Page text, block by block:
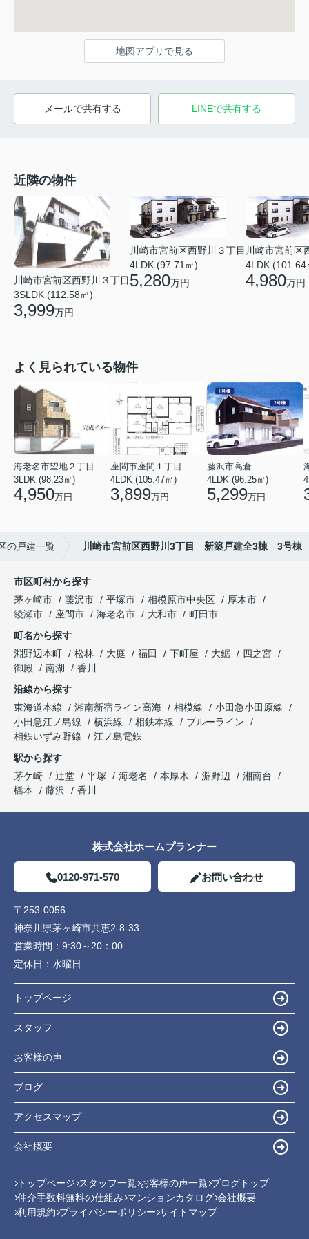
地図アプリで見る
メールで共有する LINEで共有する
近隣の物件
川崎市宮前区西野川３丁目
3SLDK (112.58㎡)
3,999万円
川崎市宮前区西野川３丁目
4LDK (97.71㎡)
5,280万円
川崎市宮前区
4LDK (101.64
4,980万円
よく見られている物件
海老名市望地２丁目
3LDK (98.23㎡)
4,950万円
座間市座間１丁目
4LDK (105.47㎡)
3,899万円
藤沢市高倉
4LDK (96.25㎡)
5,299万円
の戸建一覧 川崎市宮前区西野川3丁目 新築戸建全3棟 3号棟
市区町村から探す
茅ヶ崎市
藤沢市 平塚市 相模原市中央区
厚木市
綾瀬市
座間市 海老名市 大和市
町田市
町名から探す
淵野辺本町
松林 大庭 福田 下町屋 大鋸
四之宮
御殿
南湖
香川
沿線から探す
東海道本線
湘南新宿ライン高海 相模線
小田急小田原線
小田急江ノ島線
横浜線 相鉄本線
ブルーライン
相鉄いずみ野線
江ノ島電鉄
駅から探す
茅ケ崎
辻堂 平塚 海老名 本厚木 淵野辺
湘南台
橋本
藤沢 香川
株式会社ホームプランナー
0120-971-570 お問い合わせ
〒253-0056
神奈川県茅ヶ崎市共恵2-8-33
営業時間： 9:30～20：00
定休日： 水曜日
トップページ
スタッフ
お客様の声
ブログ
アクセスマップ
会社概要
トップページ スタッフ一覧 お客様の声一覧 ブログトップ
仲介手数料無料の仕組み マンションカタログ 会社概要
利用規約 プライバシーポリシー サイトマップ